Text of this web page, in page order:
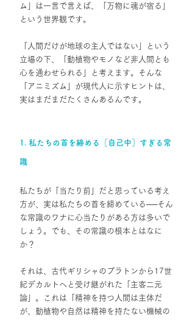
ム」は一言で言えば、「万物に魂が宿る」
という世界観です。
「人間だけが地球の主人ではない」という
立場の下、「動植物やモノなど非人間とも
心を通わせられる」と考えます。そんな
「アニミズム」が現代人に示すヒントは、
実はまだまだたくさんあるんです。
1. 私たちの首を締める［自己中］すぎる常
識
私たちが「当たり前」だと思っている考え
方が、実は私たちの首を締めている──そん
な常識のワナに心当たりがある方は多いで
しょう。でも、その常識の根本とはなに
か？
それは、古代ギリシャのプラトンから17世
紀デカルトへと受け継がれた「主客二元
論」。これは「精神を持つ人間は主体だ
が、動植物や自然は精神を持たない機械の